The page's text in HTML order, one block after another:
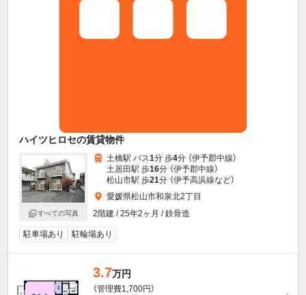
ハイツヒロセの賃貸物件
すべての写真
土橋駅 バス1分 歩4分 （伊予郡中線）
土居田駅 歩16分 （伊予郡中線）
松山市駅 歩21分 （伊予高浜線など）
愛媛県松山市和泉北2丁目
2階建 / 25年2ヶ月 / 鉄骨造
駐車場あり 駐輪場あり
3.7万円
（管理費1,700円）